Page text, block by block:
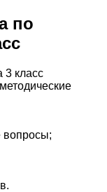
по
3 класс
вопросы;